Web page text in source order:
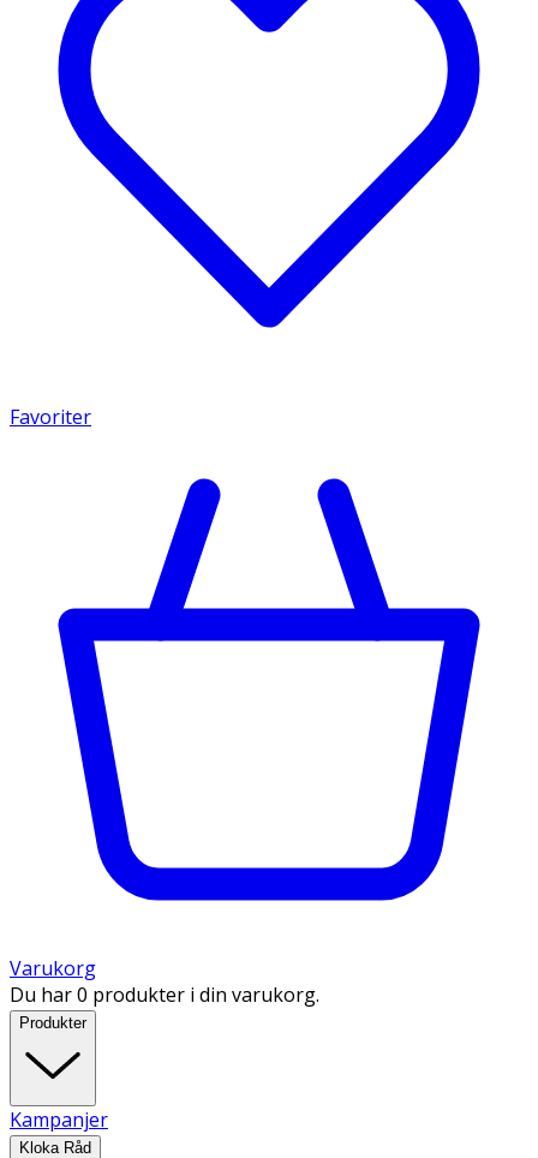
Favoriter
Varukorg
Du har 0 produkter i din varukorg.
Produkter
Kampanjer
Kloka Råd